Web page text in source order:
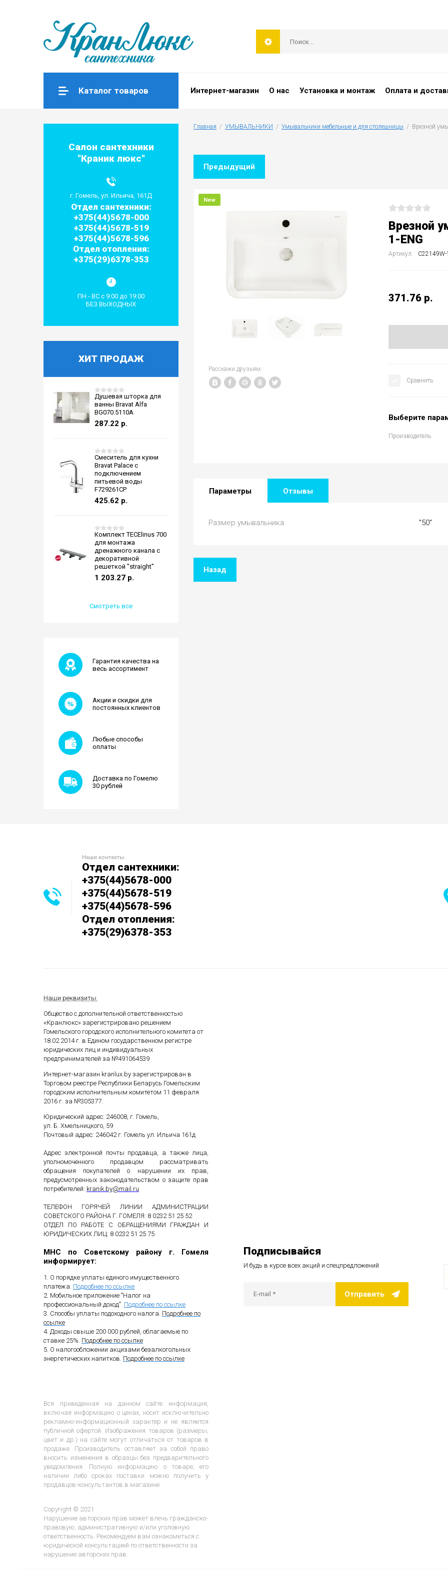
Каталог товаров Интернет-магазин О нас Установка и монтаж Оплата и
Салон сантехники
"Краник люкс"
г. Гомель, ул. Ильича, 161Д
Отдел сантехники:
+375(44)5678-000
+375(44)5678-519
+375(44)5678-596
Отдел отопления:
+375(29)6378-353
ПН - ВС с 9:00 до 19:00
БЕЗ ВЫХОДНЫХ
ХИТ ПРОДАЖ
Душевая шторка для
ванны Bravat Alfa
BG070.5110A
287.22 р.
Смеситель для кухни
Bravat Palace с
подключением
питьевой воды
F729261CP
425.62 р.
Комплект TECElinus 700
для монтажа
дренажного канала с
декоративной
решеткой "straight"
1 203.27 р.
Смотреть все
Гарантия качества на
весь ассортимент
Акции и скидки для
постоянных клиентов
Любые способы
оплаты
Доставка по Гомелю
30 рублей
Главная
  /
УМЫВАЛЬНИКИ
  /
Умывальники мебельные и для столешницы
/  Врезной
Предыдущий
New
Расскажи друзьям:
Врезной
1-ENG
Артикул: C22149W-
371.76 р.
Сравнить
Выберите
Производитель
Параметры Отзывы
Размер умывальника "50"
Назад
Наши контакты:
Отдел сантехники:
+375(44)5678-000
+375(44)5678-519
+375(44)5678-596
Отдел отопления:
+375(29)6378-353
Наши реквизиты:
Общество с дополнительной ответственностью
«Кранлюкс» зарегистрировано решением
Гомельского городского исполнительного комитета от
18.02.2014 г. в Едином государственном регистре
юридических лиц и индивидуальных
предпринимателей за №491064539
Интернет-магазин kranlux.by зарегистрирован в
Торговом реестре Республики Беларусь Гомельским
городским исполнительным комитетом 11 февраля
2016 г. за №305377.
Юридический адрес: 246008, г. Гомель,
ул. Б. Хмельницкого, 59
Почтовый адрес: 246042 г. Гомель ул. Ильича 161д
Адрес электронной почты продавца, а также лица,
уполномоченного продавцом рассматривать
обращения покупателей о нарушении их прав,
предусмотренных законодательством о защите прав
потребителей: kranik.by@mail .ru
ТЕЛЕФОН ГОРЯЧЕЙ ЛИНИИ АДМИНИСТРАЦИИ
СОВЕТСКОГО РАЙОНА Г. ГОМЕЛЯ: 8 0232 51 25 52
ОТДЕЛ ПО РАБОТЕ С ОБРАЩЕНИЯМИ ГРАЖДАН И
ЮРИДИЧЕСКИХ ЛИЦ: 8 0232 51 25 75
МНС по Советскому району г. Гомеля
информирует:
1. О порядке уплаты единого имущественного
платежа. Подробнее по ссылке
2. Мобильное приложение "Налог на
профессиональный доход". Подробнее по ссылке
3. Способы уплаты подоходного налога. Подробнее по
ссылке
4. Доходы свыше 200 000 рублей, облагаемые по
ставке 25%. Подробнее по ссылке
5. О налогообложении акцизами безалкогольных
энергетических напитков. Подробнее по ссылке
Вся приведенная на данном сайте информация,
включая информацию о ценах, носит исключительно
рекламно-информационный характер и не является
публичной офертой. Изображения товаров (размеры,
цвет и др.) на сайте могут отличаться от товаров в
продаже. Производитель оставляет за собой право
вносить изменения в образцы без предварительного
уведомления. Полную информацию о товаре, его
наличии либо сроках поставки можно получить у
продавцов-консультантов в магазине.
Copyright © 2021
Нарушение авторских прав может влечь гражданско-
правовую, административную и/или уголовную
ответственность. Рекомендуем вам ознакомиться с
юридической консультацией по ответственности за
нарушение авторских прав.
Подписывайся
И будь в курсе всех акций и спецпредложений
Отправить